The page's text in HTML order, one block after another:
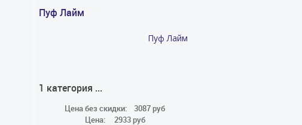
Пуф Лайм
Пуф Лайм
1 категория ...
Цена без скидки:
3087 руб
Цена:
2933 руб